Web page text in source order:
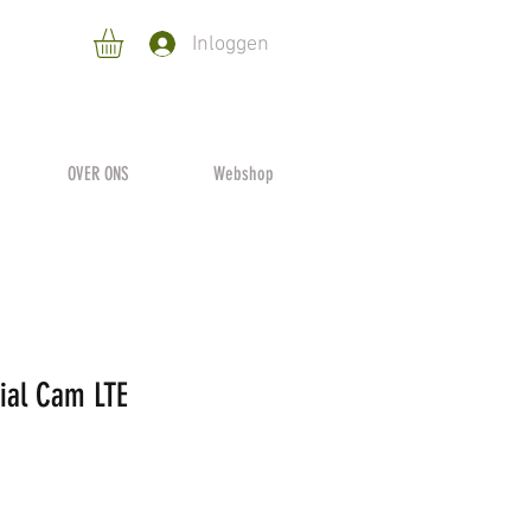
Inloggen
OVER ONS Webshop
Cam LTE